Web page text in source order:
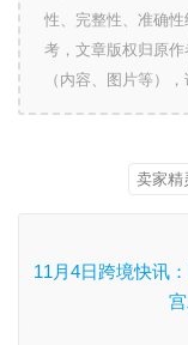
性、完整性、准确
考，文章版权归原
（内容、图片等）
卖家精
11月4日跨境快讯